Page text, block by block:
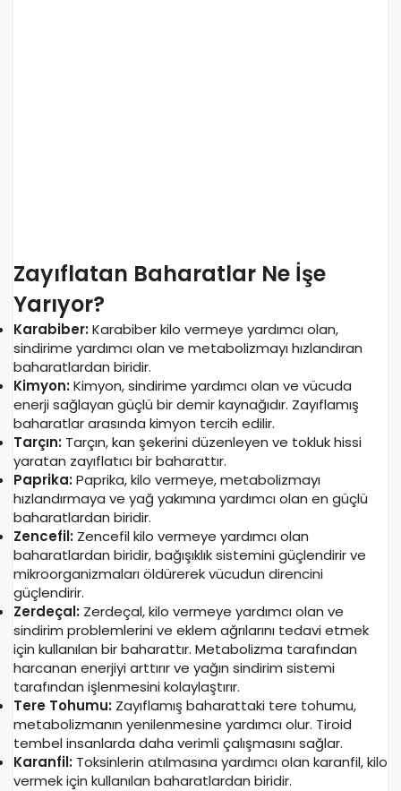
Zayıflatan Baharatlar Ne İşe
Yarıyor?
Karabiber:Karabiber kilo vermeye yardımcı olan,
sindirime yardımcı olan ve metabolizmayı hızlandıran
baharatlardan biridir.
Kimyon:Kimyon, sindirime yardımcı olan ve vücuda
enerji sağlayan güçlü bir demir kaynağıdır. Zayıflamış
baharatlar arasında kimyon tercih edilir.
Tarçın: Tarçın, kan şekerini düzenleyen ve tokluk hissi
yaratan zayıflatıcı bir baharattır.
Paprika:Paprika, kilo vermeye, metabolizmayı
hızlandırmaya ve yağ yakımına yardımcı olan en güçlü
baharatlardan biridir.
Zencefil: Zencefil kilo vermeye yardımcı olan
baharatlardan biridir, bağışıklık sistemini güçlendirir ve
mikroorganizmaları öldürerek vücudun direncini
güçlendirir.
Zerdeçal: Zerdeçal, kilo vermeye yardımcı olan ve
sindirim problemlerini ve eklem ağrılarını tedavi etmek
için kullanılan bir baharattır. Metabolizma tarafından
harcanan enerjiyi arttırır ve yağın sindirim sistemi
tarafından işlenmesini kolaylaştırır.
Tere Tohumu: Zayıflamış baharattaki tere tohumu,
metabolizmanın yenilenmesine yardımcı olur. Tiroid
tembel insanlarda daha verimli çalışmasını sağlar.
Karanfil: Toksinlerin atılmasına yardımcı olan karanfil, kilo
vermek için kullanılan baharatlardan biridir.